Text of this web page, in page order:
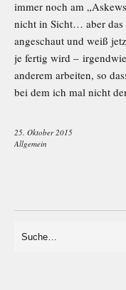
immer noch am
nicht in Sicht… aber
angeschaut und weiß
je fertig wird –
anderem arbeiten, so
bei dem ich mal nicht
25. Oktober 2015
Allgemein